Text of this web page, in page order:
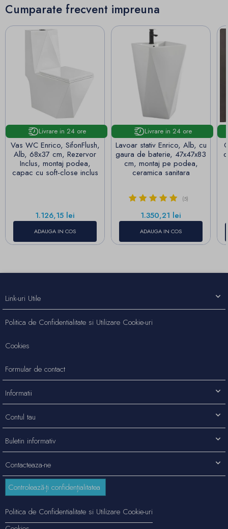
Cumparate frecvent impreuna
Livrare in 24 ore
Vas WC Enrico, SifonFlush,
Alb, 68x37 cm, Rezervor
Inclus, montaj podea,
capac cu soft-close inclus
Pret
1.126,15 lei
ADAUGA IN COS
Livrare in 24 ore
Lavoar stativ Enrico, Alb, cu
gaura de baterie, 47x47x83
cm, montaj pe podea,
ceramica sanitara
(5)
Pret
1.350,21 lei
ADAUGA IN COS
Contacteaza-ne
Link-uri Utile
Politica de Confidentialitate si Utilizare Cookie-uri
Cookies
Formular de contact
Informatii
Contul tau
Buletin informativ
Controlează-ți confidențialitatea
Politica de Confidentialitate si Utilizare Cookie-uri